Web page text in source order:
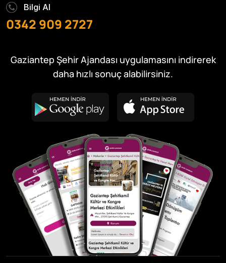
Bilgi Al
0342 909 2727
Gaziantep Şehir Ajandası uygulamasını indirerek
daha hızlı sonuç alabilirsiniz.